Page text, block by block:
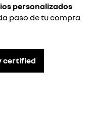
personalizados
paso de tu compra
certified